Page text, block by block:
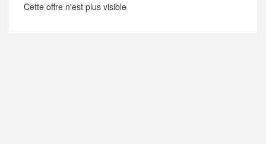
Cette offre n'est plus visible